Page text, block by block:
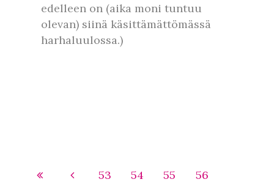
edelleen on (aika moni tuntuu
olevan) siinä käsittämättömässä
harhaluulossa.)
53 54 55
56